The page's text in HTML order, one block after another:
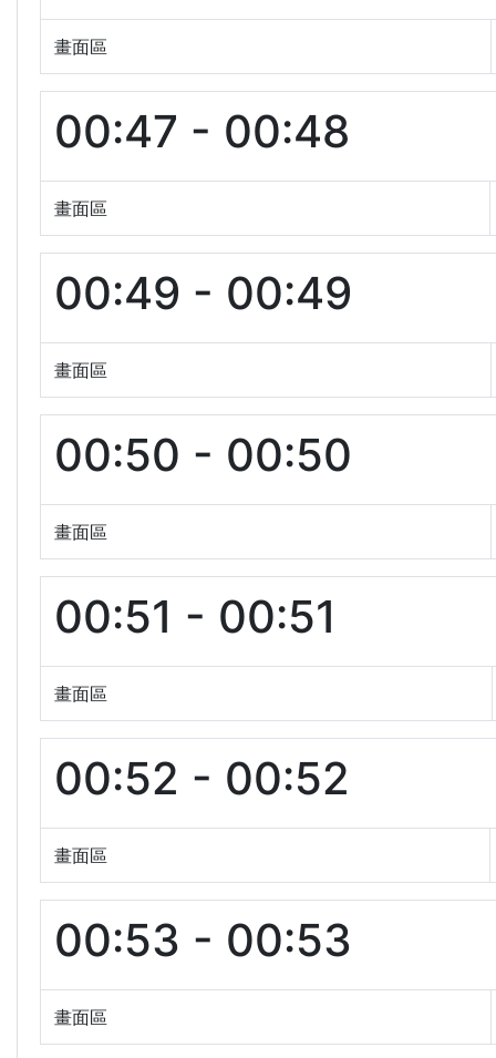
畫面區
00:47 - 00:48
畫面區
00:49 - 00:49
畫面區
00:50 - 00:50
畫面區
00:51 - 00:51
畫面區
00:52 - 00:52
畫面區
00:53 - 00:53
畫面區